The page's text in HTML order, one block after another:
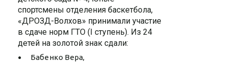
спортсмены отделения баскетбола,
«ДРОЗД-Волхов» принимали участие
в сдаче норм ГТО (I ступень). Из 24
детей на золотой знак сдали:
Бабенко Вера,